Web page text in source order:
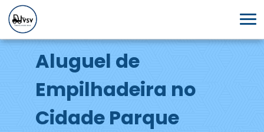
Aluguel de
Empilhadeira no
Cidade Parque